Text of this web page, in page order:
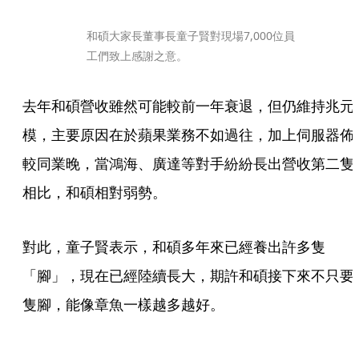
和碩大家長董事長童子賢對現場7,000位員
工們致上感謝之意。
去年和碩營收雖然可能較前一年衰退，但仍維持兆元
模，主要原因在於蘋果業務不如過往，加上伺服器佈
較同業晚，當鴻海、廣達等對手紛紛長出營收第二隻
相比，和碩相對弱勢。
對此，童子賢表示，和碩多年來已經養出許多隻
「腳」，現在已經陸續長大，期許和碩接下來不只要
隻腳，能像章魚一樣越多越好。